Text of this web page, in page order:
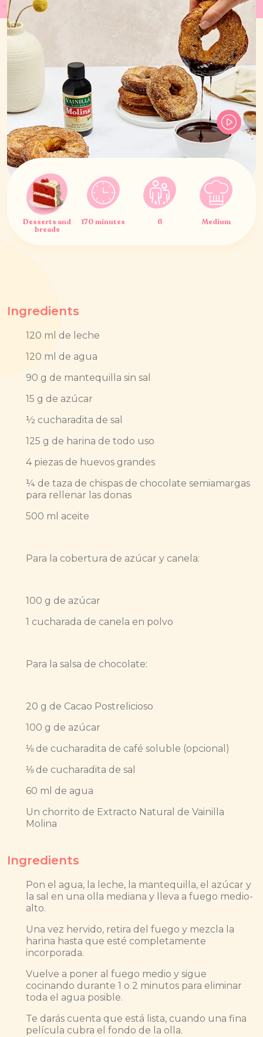
Desserts and
breads
170 minutes 6 Medium
Ingredients
120 ml de leche
120 ml de agua
90 g de mantequilla sin sal
15 g de azúcar
½ cucharadita de sal
125 g de harina de todo uso
4 piezas de huevos grandes
¼ de taza de chispas de chocolate semiamargas
para rellenar las donas
500 ml aceite
Para la cobertura de azúcar y canela:
100 g de azúcar
1 cucharada de canela en polvo
Para la salsa de chocolate:
20 g de Cacao Postrelicioso
100 g de azúcar
⅛ de cucharadita de café soluble (opcional)
⅛ de cucharadita de sal
60 ml de agua
Un chorrito de Extracto Natural de Vainilla
Molina
Ingredients
Pon el agua, la leche, la mantequilla, el azúcar y
la sal en una olla mediana y lleva a fuego medio-
alto.
Una vez hervido, retira del fuego y mezcla la
harina hasta que esté completamente
incorporada.
Vuelve a poner al fuego medio y sigue
cocinando durante 1 o 2 minutos para eliminar
toda el agua posible.
Te darás cuenta que está lista, cuando una fina
película cubra el fondo de la olla.